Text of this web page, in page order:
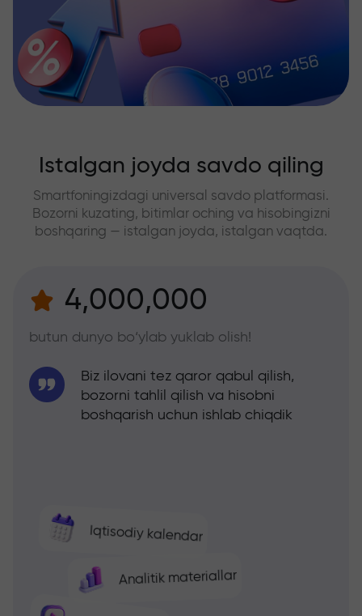
Istalgan joyda savdo qiling
Smartfoningizdagi universal savdo platformasi.
Bozorni kuzating, bitimlar oching va hisobingizni
boshqaring — istalgan joyda, istalgan vaqtda.
4,000,000
butun dunyo bo‘ylab yuklab olish!
Iqtisodiy kalendar
Analitik materiallar
Biz ilovani tez qaror qabul qilish,
bozorni tahlil qilish va hisobni
boshqarish uchun ishlab chiqdik